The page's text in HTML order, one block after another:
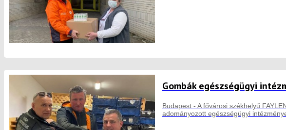
Gombák egészségügyi
Budapest - A fővárosi székhelyű
adományozott egészségügyi